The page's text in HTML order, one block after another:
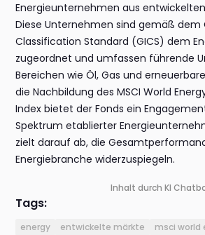
Energieunternehmen aus
Diese Unternehmen sind gemäß dem
Classification Standard (GICS) dem
zugeordnet und umfassen führende
Bereichen wie Öl, Gas und
die Nachbildung des MSCI World
Index bietet der Fonds ein
Spektrum etablierter
zielt darauf ab, die
Energiebranche widerzuspiegeln.
Inhalt durch KI
Tags:
energy entwickelte märkte msci world